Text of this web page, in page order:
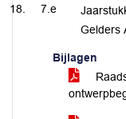
7.e
Gelders
Bijlagen